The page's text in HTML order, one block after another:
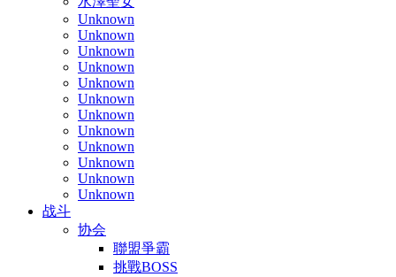
Unknown
Unknown
Unknown
Unknown
Unknown
Unknown
Unknown
Unknown
Unknown
Unknown
Unknown
Unknown
战斗
协会
聯盟爭霸
挑戰BOSS